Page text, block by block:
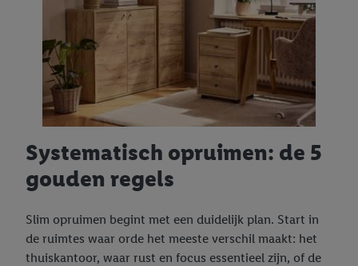
Systematisch opruimen: de 5
gouden regels
Slim opruimen begint met een duidelijk plan. Start in
de ruimtes waar orde het meeste verschil maakt: het
thuiskantoor, waar rust en focus essentieel zijn, of de